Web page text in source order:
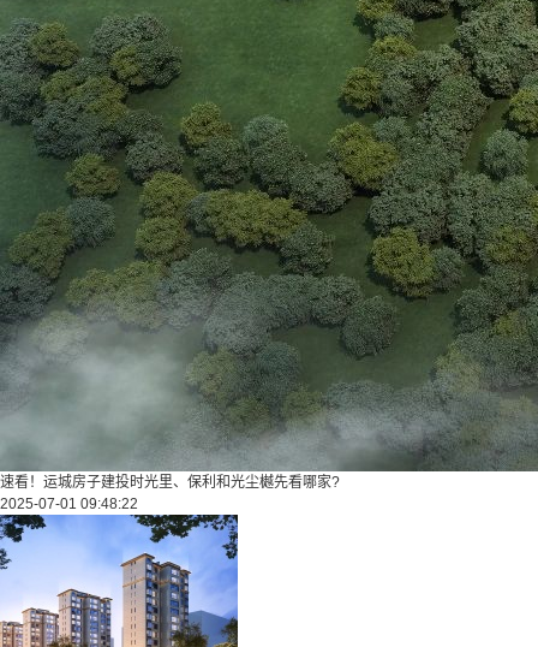
速看！运城房子建投时光里、保利和光尘樾先看哪家?
2025-07-01 09:48:22